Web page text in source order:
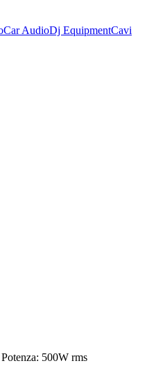
Car AudioDj EquipmentCavi
500W rms